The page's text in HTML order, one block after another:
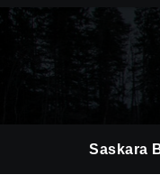
Skip
content
Saskara